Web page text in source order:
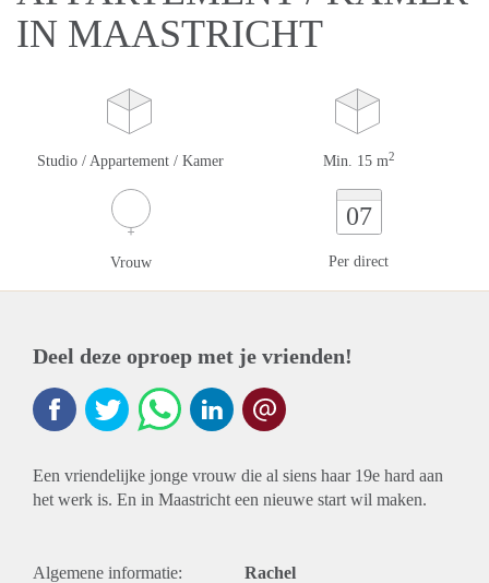
IN MAASTRICHT
Studio / Appartement / Kamer Min. 15 m2
Vrouw
07
Per direct
Deel deze oproep met je vrienden!
Een vriendelijke jonge vrouw die al siens haar 19e hard aan
het werk is. En in Maastricht een nieuwe start wil maken.
Algemene informatie: Rachel